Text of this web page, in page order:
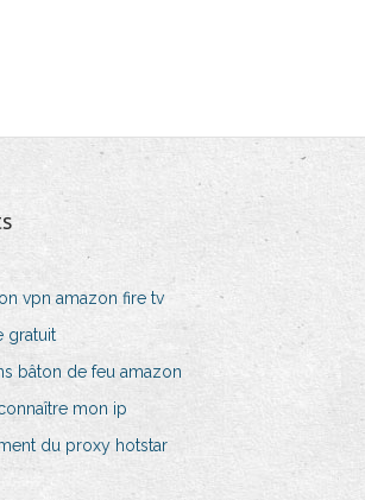
vpn amazon fire tv
gratuit
bâton de feu amazon
mon ip
du proxy hotstar